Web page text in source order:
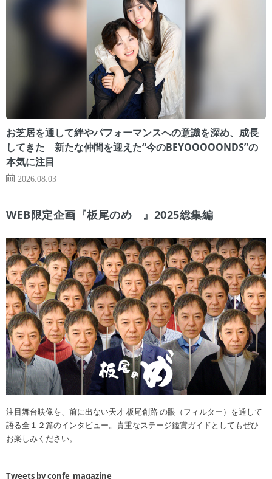
お芝居を通して絆やパフォーマンスへの意識を深め、成長
してきた 新たな仲間を迎えた“今のBEYOOOOONDS”の
本気に注目
2026.08.03
WEB限定企画『板尾のめ゙』2025総集編
注目舞台映像を、前に出ない天才 板尾創路 の眼（フィルター）を通して
語る全１２篇のインタビュー。貴重なステージ鑑賞ガイドとしてもぜひ
お楽しみください。
Tweets by confe_magazine